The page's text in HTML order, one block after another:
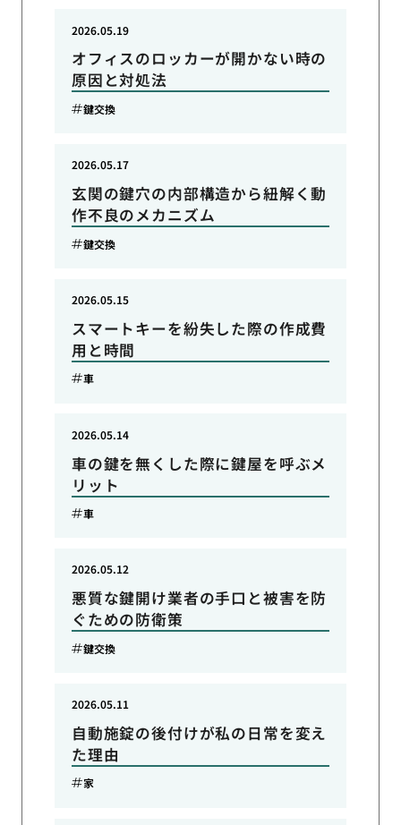
オフィスのロッカーが開かない時の
原因と対処法
2026.05.19
鍵交換
玄関の鍵穴の内部構造から紐解く動
作不良のメカニズム
2026.05.17
鍵交換
スマートキーを紛失した際の作成費
用と時間
2026.05.15
車
車の鍵を無くした際に鍵屋を呼ぶメ
リット
2026.05.14
車
悪質な鍵開け業者の手口と被害を防
ぐための防衛策
2026.05.12
鍵交換
自動施錠の後付けが私の日常を変え
た理由
2026.05.11
家